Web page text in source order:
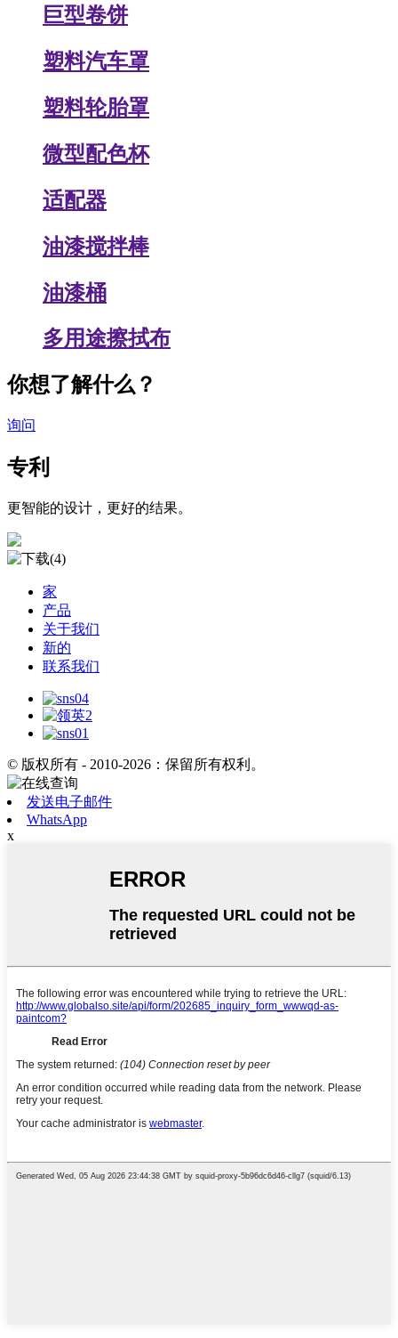
巨型卷饼
塑料汽车罩
塑料轮胎罩
微型配色杯
适配器
油漆搅拌棒
油漆桶
多用途擦拭布
你想了解什么？
询问
专利
更智能的设计，更好的结果。
家
产品
关于我们
新的
联系我们
© 版权所有 - 2010-2026：保留所有权利。
发送电子邮件
WhatsApp
x